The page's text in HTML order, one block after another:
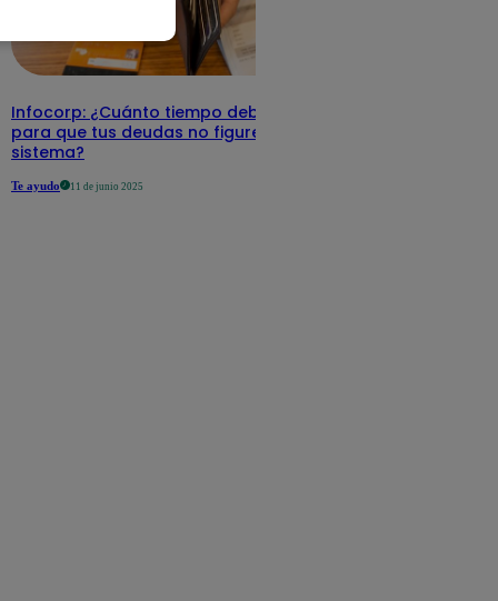
Infocorp: ¿Cuánto tiempo debe pasar
para que tus deudas no figuren en su
sistema?
Te ayudo 11 de junio 2025